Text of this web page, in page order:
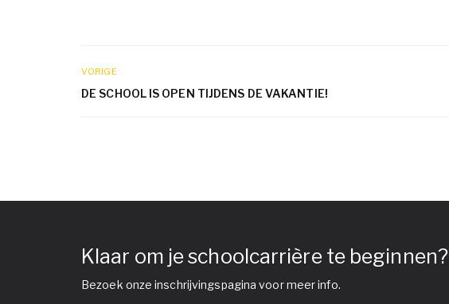
VORIGE
DE SCHOOL IS OPEN TIJDENS DE VAKANTIE!
Klaar om je schoolcarrière te beginnen?
Bezoek onze inschrijvingspagina voor meer info.